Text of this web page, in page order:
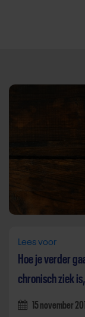
Lees voor
Hoe je verder
chronisch ziek
15 november